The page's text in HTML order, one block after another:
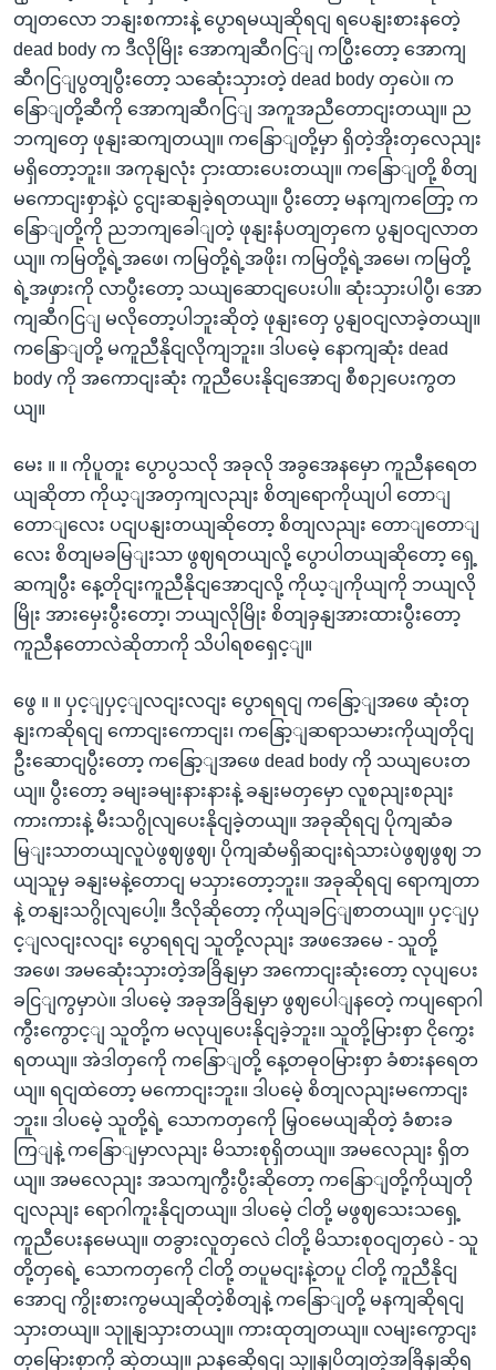
တျတလော ဘနျးစကားနဲ့ ပွောရမယျဆိုရငျ ရပေနျးစားနတေဲ့
dead body က ဒီလိုမြိုး အောကျဆီဂငြျ ကပြွီးတော့ အောကျ
ဆီဂငြျပွတျပွီးတော့ သဆေုံးသှားတဲ့ dead body တှပေဲ။ က
နြောျတို့ဆီကို အောကျဆီဂငြျ အကူအညီတောငျးတယျ။ ည
ဘကျတှေ ဖုနျးဆကျတယျ။ ကနြောျတို့မှာ ရှိတဲ့အိုးတှလေညျး
မရှိတော့ဘူး။ အကုနျလုံး ငှားထားပေးတယျ။ ကနြောျတို့ စိတျ
မကောငျးစှာနဲ့ပဲ ငွငျးဆနျခဲ့ရတယျ။ ပွီးတော့ မနကျကတြော့ က
နြောျတို့ကို ညဘကျခေါျတဲ့ ဖုနျးနံပတျတှကေ ပွနျဝငျလာတ
ယျ။ ကမြတို့ရဲ့အဖေ၊ ကမြတို့ရဲ့အဖိုး၊ ကမြတို့ရဲ့အမေ၊ ကမြတို့
ရဲ့အဖှားကို လာပွီးတော့ သယျဆောငျပေးပါ။ ဆုံးသှားပါပွီ၊ အော
ကျဆီဂငြျ မလိုတော့ပါဘူးဆိုတဲ့ ဖုနျးတှေ ပွနျဝငျလာခဲ့တယျ။
ကနြောျတို့ မကူညီနိုငျလိုကျဘူး။ ဒါပမေဲ့ နောကျဆုံး dead
body ကို အကောငျးဆုံး ကူညီပေးနိုငျအောငျ စီစဉျပေးကွတ
ယျ။
မေး ။ ။ ကိုပူတူး ပွောပွသလို အခုလို အခွအေနမှော ကူညီနရေတ
ယျဆိုတာ ကိုယ့ျအတှကျလညျး စိတျရောကိုယျပါ တောျ
တောျလေး ပငျပနျးတယျဆိုတော့ စိတျလညျး တောျတောျ
လေး စိတျမခမြျးသာ ဖွဈရတယျလို့ ပွောပါတယျဆိုတော့ ရှေ့
ဆကျပွီး နေ့တိုငျးကူညီနိုငျအောငျလို့ ကိုယ့ျကိုယျကို ဘယျလို
မြိုး အားမှေးပွီးတော့၊ ဘယျလိုမြိုး စိတျခှနျအားထားပွီးတော့
ကူညီနတောလဲဆိုတာကို သိပါရစရှေင့ျ။
ဖွေ ။ ။ ပှင့ျပှင့ျလငျးလငျး ပွောရရငျ ကနြော့ျအဖေ ဆုံးတု
နျးကဆိုရငျ ကောငျးကောငျး၊ ကနြော့ျဆရာသမားကိုယျတိုငျ
ဦးဆောငျပွီးတော့ ကနြော့ျအဖေ dead body ကို သယျပေးတ
ယျ။ ပွီးတော့ ခမျးခမျးနားနားနဲ့ ခနျးမတှမှော လူစညျးစညျး
ကားကားနဲ့ မီးသဂွိုလျပေးနိုငျခဲ့တယျ။ အခုဆိုရငျ ပိုကျဆံခ
မြျးသာတယျလူပဲဖွဈဖွဈ၊ ပိုကျဆံမရှိဆငျးရဲသားပဲဖွဈဖွဈ ဘ
ယျသူမှ ခနျးမနဲ့တောငျ မသှားတော့ဘူး။ အခုဆိုရငျ ရောကျတာ
နဲ့ တနျးသဂွိုလျပေါ့။ ဒီလိုဆိုတော့ ကိုယျခငြျစာတယျ။ ပှင့ျပှ
င့ျလငျးလငျး ပွောရရငျ သူတို့လညျး အဖအေမေ - သူတို့
အဖေ၊ အမဆေုံးသှားတဲ့အခြိနျမှာ အကောငျးဆုံးတော့ လုပျပေး
ခငြျကွမှာပဲ။ ဒါပမေဲ့ အခုအခြိနျမှာ ဖွဈပေါျနတေဲ့ ကပျရောဂါ
ကွီးကွောင့ျ သူတို့က မလုပျပေးနိုငျခဲ့ဘူး။ သူတို့မြားစှာ ငိုကွှေး
ရတယျ။ အဲဒါတှကေို ကနြောျတို့ နေ့တဓုဝမြားစှာ ခံစားနရေတ
ယျ။ ရငျထဲတော့ မကောငျးဘူး။ ဒါပမေဲ့ စိတျလညျးမကောငျး
ဘူး။ ဒါပမေဲ့ သူတို့ရဲ့ သောကတှကေို မြှဝမေယျဆိုတဲ့ ခံစားခ
ကြျနဲ့ ကနြောျမှာလညျး မိသားစုရှိတယျ။ အမလေညျး ရှိတ
ယျ။ အမလေညျး အသကျကွီးပွီးဆိုတော့ ကနြောျတို့ကိုယျတို
ငျလညျး ရောဂါကူးနိုငျတယျ။ ဒါပမေဲ့ ငါတို့ မဖွဈသေးသရှေ့
ကူညီပေးနမေယျ။ တခွားလူတှလေဲ ငါတို့ မိသားစုဝငျတှပေဲ - သူ
တို့တှရေဲ့ သောကတှကေို ငါတို့ တပူမငျးနဲ့တပူ ငါတို့ ကူညီနိုငျ
အောငျ ကွိုးစားကွမယျဆိုတဲ့စိတျနဲ့ ကနြောျတို့ မနကျဆိုရငျ
သှားတယျ။ သုူနျသှားတယျ။ ကားထုတျတယျ။ လမျးကွောငျး
တှမြေားစှာကို ဆှဲတယျ။ ညနဆေိုရငျ သုူနျပိတျတဲ့အခြိနျဆိုရ